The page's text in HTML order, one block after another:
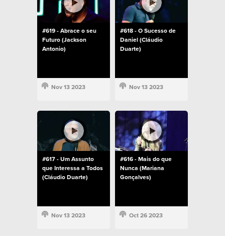
#619 - Abrace o seu
Futuro (Jackson
Antonio)
Nov 13 2023
#618 - O Sucesso de
Daniel (Cláudio
Duarte)
Nov 13 2023
#617 - Um Assunto
que Interessa a Todos
(Cláudio Duarte)
Nov 13 2023
#616 - Mais do que
Nunca (Mariana
Gonçalves)
Oct 26 2023